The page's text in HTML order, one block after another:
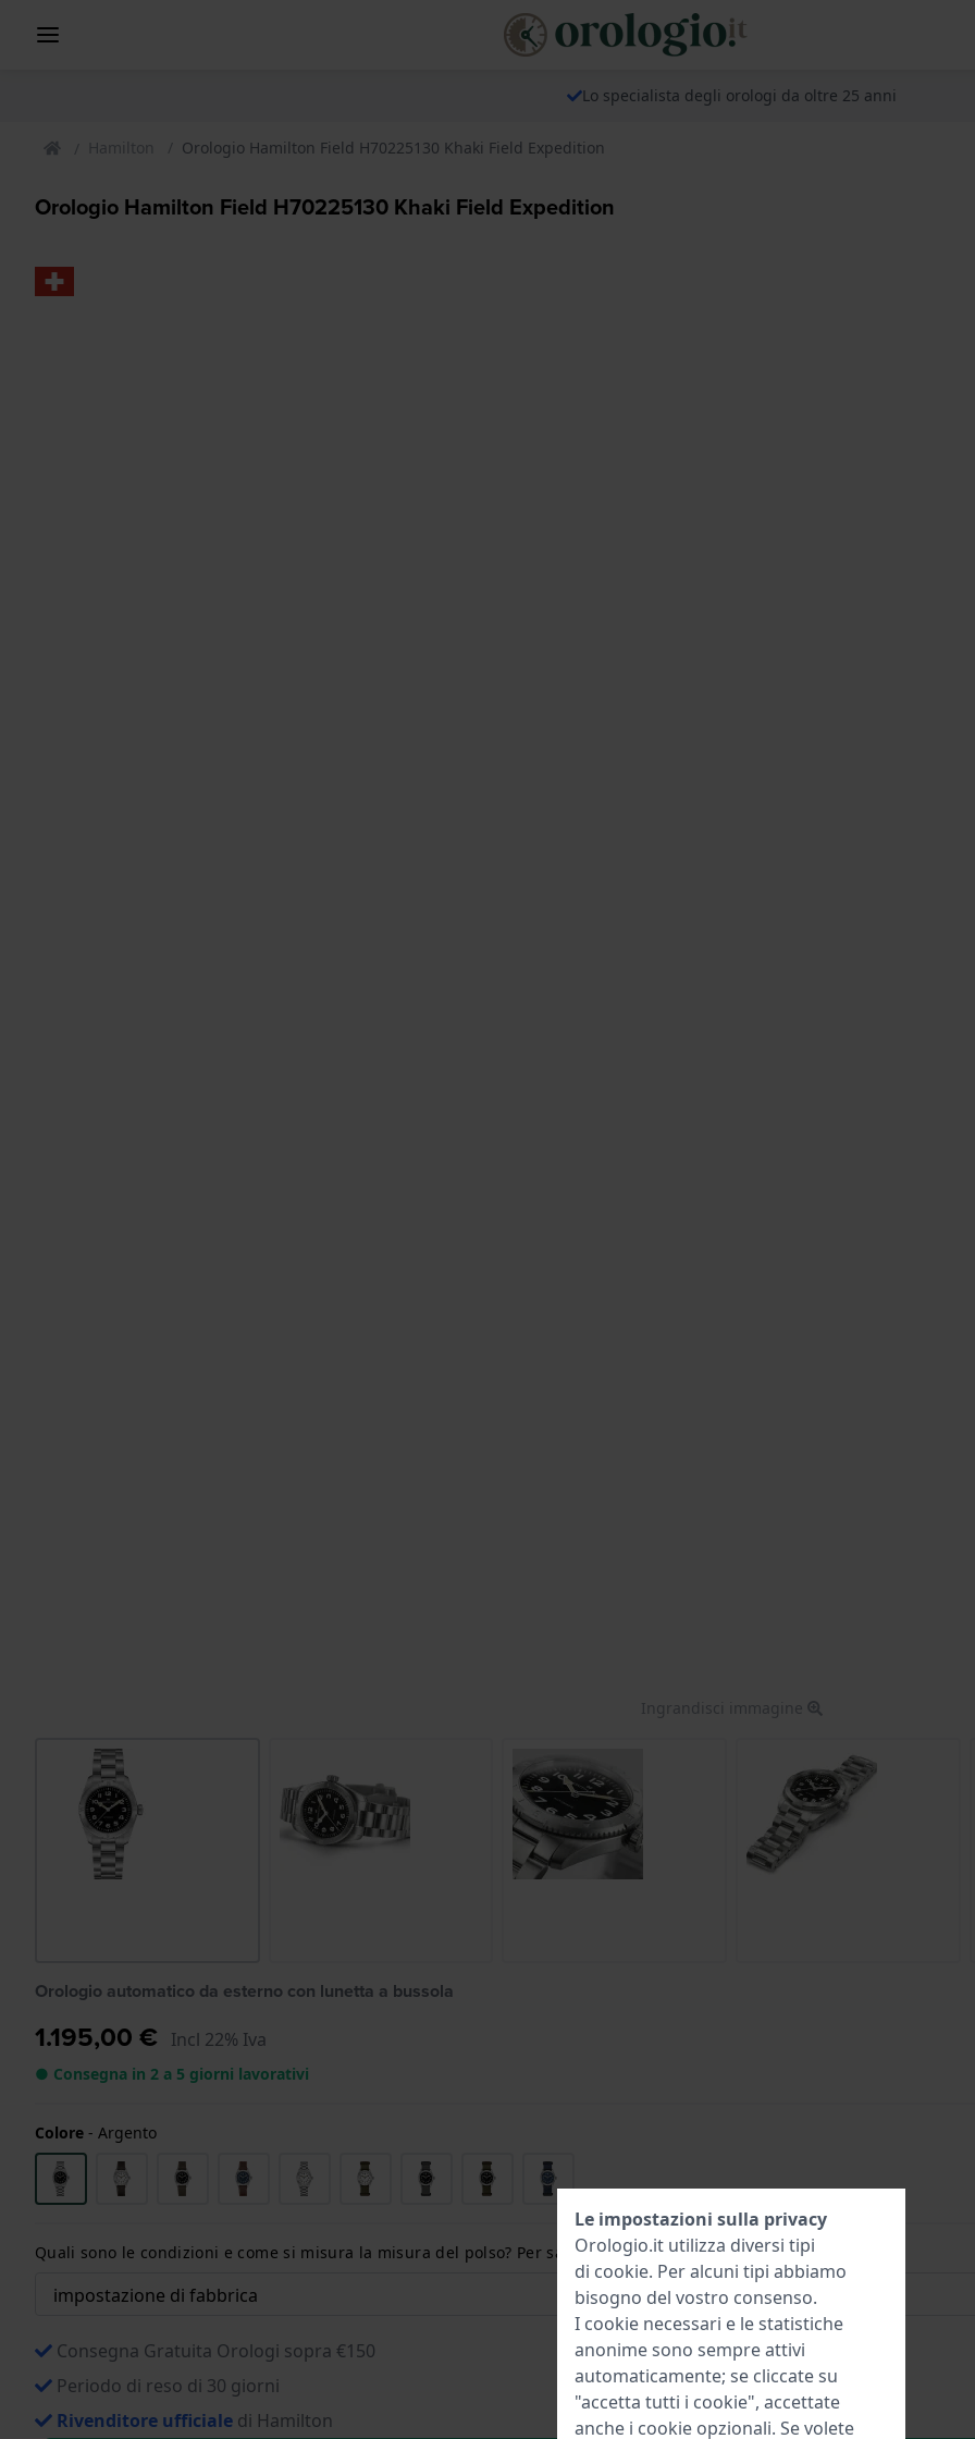
Lo specialista degli orologi da oltre 25 anni
Hamilton Orologio Hamilton Field H70225130 Khaki Field Expedition
Orologio Hamilton Field H70225130 Khaki Field Expedition
Ingrandisci immagine
Orologio automatico da esterno con lunetta a bussola
1.195,00 € Incl 22% Iva
● Consegna in 2 a 5 giorni lavorativi
Colore - Argento
Quali sono le condizioni e come si misura la misura del polso? Per saperne di più:
Consegna Gratuita Orologi sopra €150
Periodo di reso di 30 giorni
Rivenditore ufficiale di Hamilton
Le impostazioni sulla privacy
Orologio.it utilizza diversi tipi
di cookie. Per alcuni tipi abbiamo
bisogno del vostro consenso.
I cookie necessari e le statistiche
anonime sono sempre attivi
automaticamente; se cliccate su
"accetta tutti i cookie", accettate
anche i cookie opzionali. Se volete